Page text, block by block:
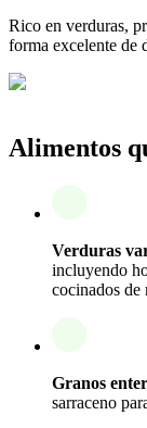
Rico en verduras,
forma excelente de
Alimentos
Verduras
incluyendo
cocinados de
Granos
sarraceno